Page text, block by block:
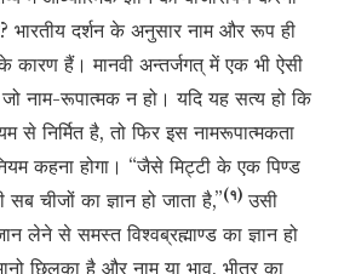
भारतीय दर्शन के अनुसार नाम और रूप ही
कारण हैं। मानवी अन्तर्जगत् में एक भी ऐसी
जो नाम-रूपात्मक न हो। यदि यह सत्य हो कि
से निर्मित है, तो फिर इस नामरूपात्मकता
कहना होगा। “जैसे मिट्टी के एक पिण्ड
चीजों का ज्ञान हो जाता है,”(१) उसी
लेने से समस्त विश्वब्रह्माण्ड का ज्ञान हो
छिलका है और नाम या भाव, भीतर का